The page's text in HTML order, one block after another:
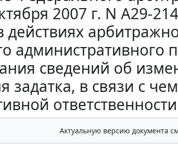
2007 г. N А29-
действиях
сведений об
задатка, в связи с
Актуальную версию документа